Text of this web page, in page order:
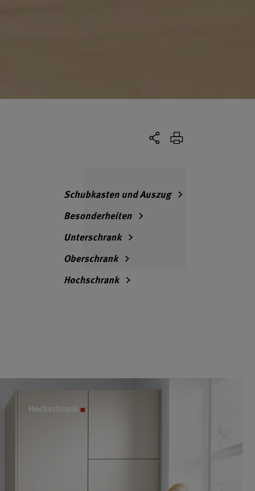
Schubkasten und Auszug
Besonderheiten
Unterschrank
Oberschrank
Hochschrank